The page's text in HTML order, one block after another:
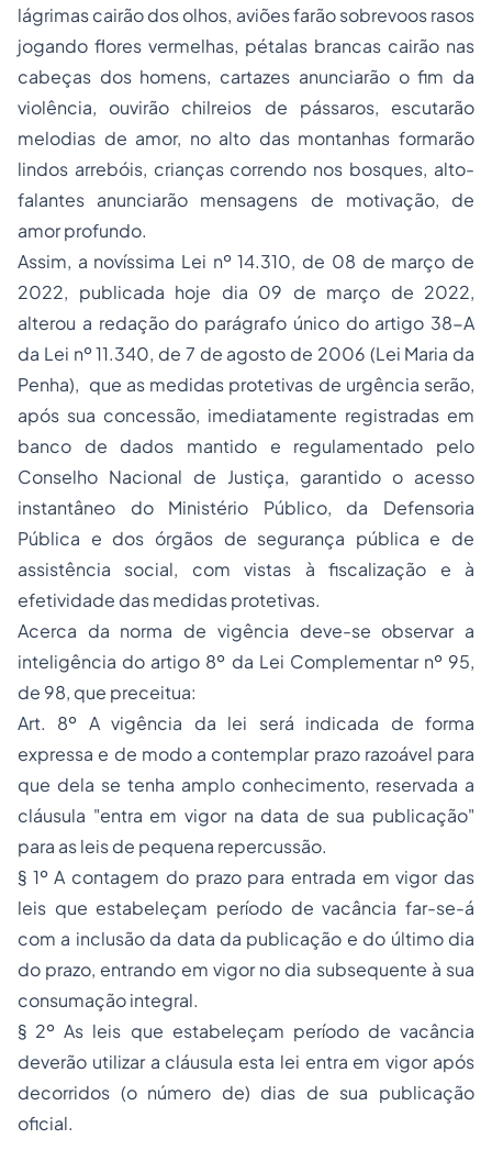
lágrimas cairão dos olhos, aviões farão sobrevoos rasos
jogando flores vermelhas, pétalas brancas cairão nas
cabeças dos homens, cartazes anunciarão o fim da
violência, ouvirão chilreios de pássaros, escutarão
melodias de amor, no alto das montanhas formarão
lindos arrebóis, crianças correndo nos bosques, alto-
falantes anunciarão mensagens de motivação, de
amor profundo.
Assim, a novíssima Lei nº 14.310, de 08 de março de
2022, publicada hoje dia 09 de março de 2022,
alterou a redação do parágrafo único do artigo 38-A
da Lei nº 11.340, de 7 de agosto de 2006 (Lei Maria da
Penha), que as medidas protetivas de urgência serão,
após sua concessão, imediatamente registradas em
banco de dados mantido e regulamentado pelo
Conselho Nacional de Justiça, garantido o acesso
instantâneo do Ministério Público, da Defensoria
Pública e dos órgãos de segurança pública e de
assistência social, com vistas à fiscalização e à
efetividade das medidas protetivas.
Acerca da norma de vigência deve-se observar a
inteligência do artigo 8º da Lei Complementar nº 95,
de 98, que preceitua:
Art. 8º A vigência da lei será indicada de forma
expressa e de modo a contemplar prazo razoável para
que dela se tenha amplo conhecimento, reservada a
cláusula "entra em vigor na data de sua publicação"
para as leis de pequena repercussão.
§ 1º A contagem do prazo para entrada em vigor das
leis que estabeleçam período de vacância far-se-á
com a inclusão da data da publicação e do último dia
do prazo, entrando em vigor no dia subsequente à sua
consumação integral.
§ 2º As leis que estabeleçam período de vacância
deverão utilizar a cláusula esta lei entra em vigor após
decorridos (o número de) dias de sua publicação
oficial.